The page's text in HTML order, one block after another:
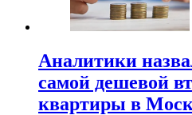
Аналитики
самой дешевой
квартиры в